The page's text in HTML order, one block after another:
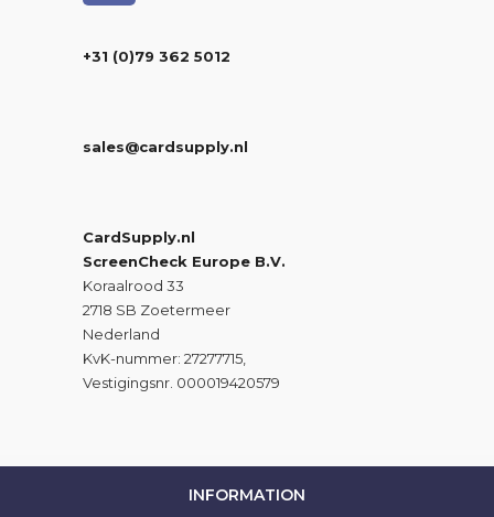
+31 (0)79 362 5012
sales@cardsupply.nl
CardSupply.nl
ScreenCheck Europe B.V.
Koraalrood 33
2718 SB Zoetermeer
Nederland
KvK-nummer: 27277715,
Vestigingsnr. 000019420579
INFORMATION